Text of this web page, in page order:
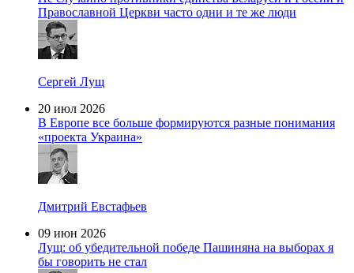
Православной Церкви часто одни и те же люди
Сергей Лущ
20 июл 2026
В Европе все больше формируются разные понимания
«проекта Украина»
Дмитрий Евстафьев
09 июн 2026
Лущ: об убедительной победе Пашиняна на выборах я
бы говорить не стал